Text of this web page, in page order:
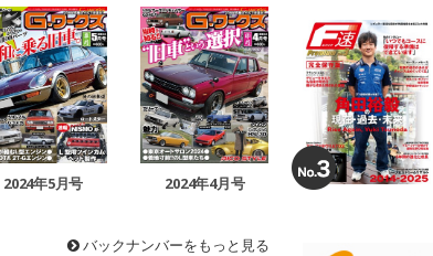
2024年5月号 2024年4月号
バックナンバーをもっと見る